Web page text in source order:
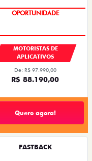
OPORTUNIDADE
MOTORISTAS DE
APLICATIVOS
De: R$ 97.990,00
R$ 88.190,00
Quero agora!
FASTBACK